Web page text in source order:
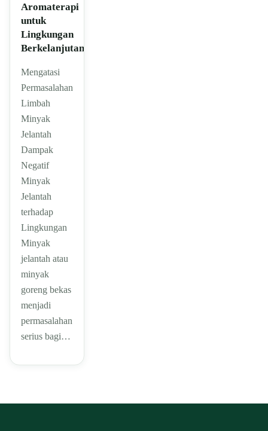
Aromaterapi
untuk
Lingkungan
Berkelanjutan
Mengatasi
Permasalahan
Limbah
Minyak
Jelantah
Dampak
Negatif
Minyak
Jelantah
terhadap
Lingkungan
Minyak
jelantah atau
minyak
goreng bekas
menjadi
permasalahan
serius bagi…